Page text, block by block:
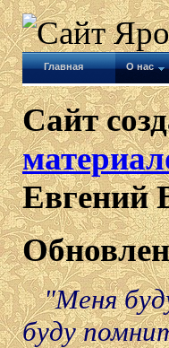
Главная О нас
Сайт
Евгений
"Меня
буду